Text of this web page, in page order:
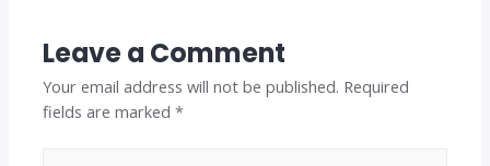
Leave a Comment
Your email address will not be published. Required
fields are marked*